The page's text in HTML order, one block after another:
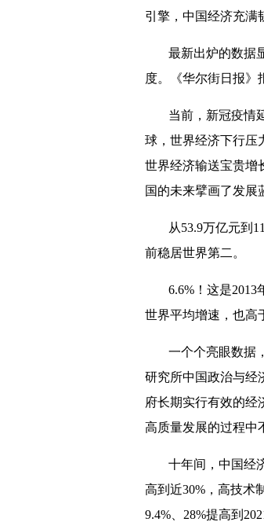
引擎，中国经济充满
最新出炉的数据
度。《华尔街日报》
当前，新冠疫情
球，世界经济下行压
世界经济输送宝贵增
国的未来擘画了发展
从53.9万亿元到
前稳居世界第二。
6.6%！这是
世界平均增速，也高
一个个亮眼数据
研究所中国政治与经
府长期实行有效的经
高质量发展的过程中
十年间，中国经
高到近30%，高技术
9.4%、28%提高到